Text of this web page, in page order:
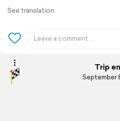
See translation
Trip
September